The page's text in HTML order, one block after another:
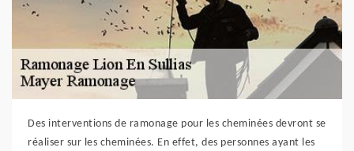
Des interventions de ramonage pour les cheminées devront se
réaliser sur les cheminées. En effet, des personnes ayant les